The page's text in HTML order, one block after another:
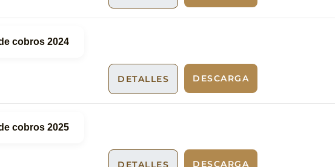
cobros 2024
DESCARGA
DETALLES
cobros 2025
DESCARGA
DETALLES